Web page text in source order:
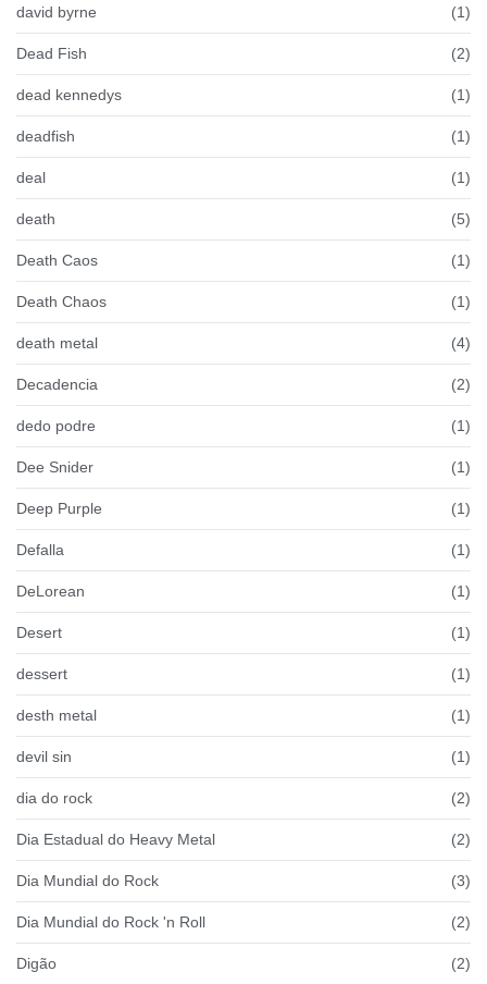
david byrne (1)
Dead Fish (2)
dead kennedys (1)
deadfish (1)
deal (1)
death (5)
Death Caos (1)
Death Chaos (1)
death metal (4)
Decadencia (2)
dedo podre (1)
Dee Snider (1)
Deep Purple (1)
Defalla (1)
DeLorean (1)
Desert (1)
dessert (1)
desth metal (1)
devil sin (1)
dia do rock (2)
Dia Estadual do Heavy Metal (2)
Dia Mundial do Rock (3)
Dia Mundial do Rock 'n Roll (2)
Digão (2)